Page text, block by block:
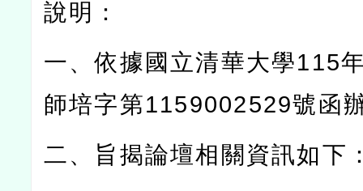
說明：
一、依據國立清華大學115
師培字第1159002529號函
二、旨揭論壇相關資訊如下